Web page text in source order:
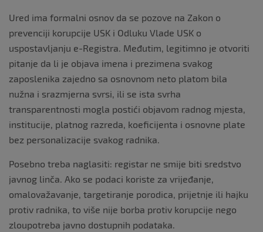
Ured ima formalni osnov da se pozove na Zakon o
prevenciji korupcije USK i Odluku Vlade USK o
uspostavljanju e-Registra. Međutim, legitimno je otvoriti
pitanje da li je objava imena i prezimena svakog
zaposlenika zajedno sa osnovnom neto platom bila
nužna i srazmjerna svrsi, ili se ista svrha
transparentnosti mogla postići objavom radnog mjesta,
institucije, platnog razreda, koeficijenta i osnovne plate
bez personalizacije svakog radnika.
Posebno treba naglasiti: registar ne smije biti sredstvo
javnog linča. Ako se podaci koriste za vrijeđanje,
omalovažavanje, targetiranje porodica, prijetnje ili hajku
protiv radnika, to više nije borba protiv korupcije nego
zloupotreba javno dostupnih podataka.